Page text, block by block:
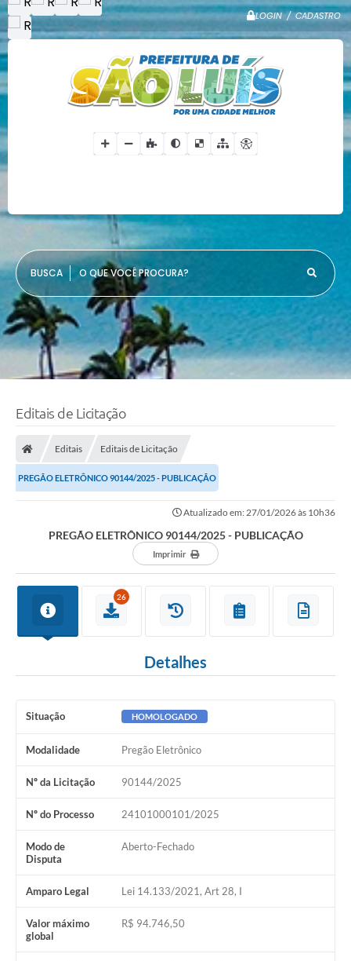
LOGIN / CADASTRO
O QUE VOCÊ PROCURA?
Editais de Licitação
Editais Editais de Licitação
PREGÃO ELETRÔNICO 90144/2025 - PUBLICAÇÃO
Atualizado em: 27/01/2026 às 10h36
PREGÃO ELETRÔNICO 90144/2025 - PUBLICAÇÃO
Imprimir
26
Detalhes
Situação HOMOLOGADO
Modalidade Pregão Eletrônico
Nº da Licitação 90144/2025
Nº do Processo 24101000101/2025
Modo de
Disputa
Aberto-Fechado
Amparo Legal Lei 14.133/2021, Art 28, I
Valor máximo
global
R$ 94.746,50